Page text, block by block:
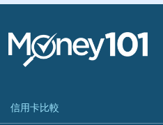
信用卡比較